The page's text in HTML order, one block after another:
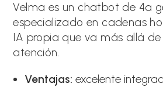
Velma es un chatbot de 4ª
especializado en cadenas
IA propia que va más allá de
atención.
Ventajas: excelente